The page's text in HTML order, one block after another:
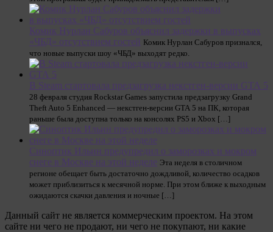
Комик Нурлан Сабуров объяснил задержки в выпусках
«ЧБД» отсутствием гостей Комик Нурлан Сабуров признался,
что новые выпуски шоу «ЧБД» выходят редко.
В Steam стартовала предзагрузка некстген-версии GTA 5
28 февраля студия Rockstar Games запустила предзагрузку Grand
Theft Auto 5 Enhanced — некстген-версии GTA 5 на ПК, которая
раньше была доступна только на консолях PS5 и Xbox […]
Синоптик Ильин предупредил о заморозках и мокром
снеге в Москве на этой неделе Эта неделя в столичном
регионе обещает быть достаточно дождливой, количество осадков
может приблизиться к месячной норме. При этом ближе к выходным
ожидаются скачки давления и ночные […]
Данный сайт не является коммерческим проектом. На этом
сайте ни чего не продают, ни чего не покупают, ни какие